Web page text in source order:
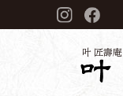
叶 匠壽